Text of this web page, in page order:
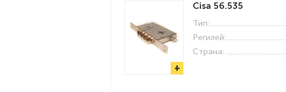
+
Cisa 56.535
Тип:
Регилей:
Страна: